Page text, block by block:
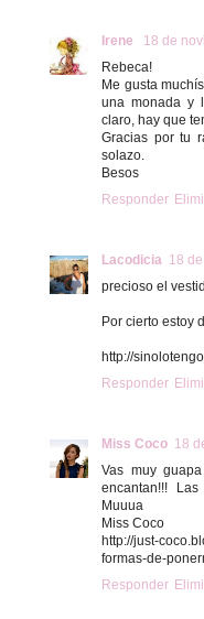
Irene
18 de
Rebeca!
Me gusta
una monada y
claro, hay que
Gracias por tu
solazo.
Besos
Responder
Lacodicia 18
precioso el
Por cierto estoy
http://
Responder
Miss Coco 18
Vas muy
encantan!!!
Muuua
Miss Coco
http://just-
formas-de-
Responder